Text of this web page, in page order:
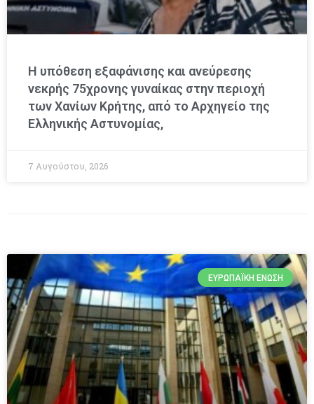
Η υπόθεση εξαφάνισης και ανεύρεσης
νεκρής 75χρονης γυναίκας στην περιοχή
των Χανίων Κρήτης, από το Αρχηγείο της
Ελληνικής Αστυνομίας,
7 Αυγούστου, 2026
ΕΥΡΩΠΑΪΚΉ ΈΝΩΣΗ